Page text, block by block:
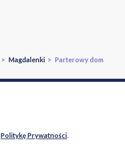
> Magdalenki > Parterowy dom
Politykę Prywatności.